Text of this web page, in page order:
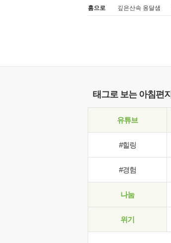
홈으로 깊은산속 옹달샘
태그로 보는 아침편지
유튜브
#힐링
#경험
나눔
위기